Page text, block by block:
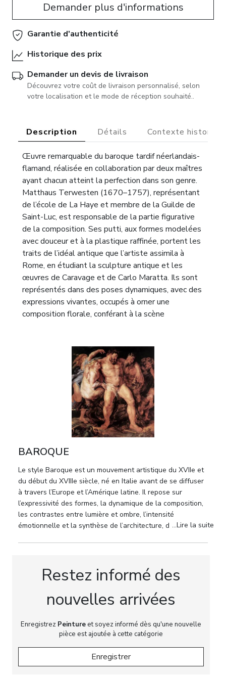
Demander plus d'informations
Garantie d'authenticité
Historique des prix
Demander un devis de livraison
Découvrez votre coût de livraison personnalisé, selon
votre localisation et le mode de réception souhaité..
Description Détails Contexte
Œuvre remarquable du baroque tardif néerlandais-
flamand, réalisée en collaboration par deux maîtres
ayant chacun atteint la perfection dans son genre.
Matthaus Terwesten (1670–1757), représentant
de l’école de La Haye et membre de la Guilde de
Saint-Luc, est responsable de la partie figurative
de la composition. Ses putti, aux formes modelées
avec douceur et à la plastique raffinée, portent les
traits de l’idéal antique que l’artiste assimila à
Rome, en étudiant la sculpture antique et les
œuvres de Caravage et de Carlo Maratta. Ils sont
représentés dans des poses dynamiques, avec des
expressions vivantes, occupés à orner une
composition florale, conférant à la scène
La partie florale est due à Gaspar Pieter
Verbruggen II (1664–1730) — l’un des plus grands
maîtres flamands de la nature morte florale,
héritier de la riche tradition anversoise. Ses
bouquets sont des compositions complexes de
fleurs de jardin et de fleurs sauvages, peintes avec
une précision botanique et un sens subtil de la
couleur. On y distingue des roses, pivoines, lys,
avec une précision de joaillier, l’harmonie des tons
froids et chauds créant l’effet d’une masse florale
vivante et vibrante.
La composition est organisée en diagonale, typique
des panneaux décoratifs de l’époque. L’accord des
tons chair chaleureux des figures et de la riche
figure (Matthaus Terwesten) et l’opulence baroque
Technique :Huile sur toile
Collection privée européenne ; vente
aux enchères Dorotheum, Vienne.
BAROQUE
Le style Baroque est un mouvement artistique du XVIIe et
du début du XVIIIe siècle, né en Italie avant de se diffuser
à travers l’Europe et l’Amérique latine. Il repose sur
l’expressivité des formes, la dynamique de la composition,
les contrastes entre lumière et ombre, l’intensité
émotionnelle et la synthèse de l’architecture, de la...Lire la suite
Restez informé des
nouvelles arrivées
Enregistrez Peintureet soyez informé dès qu'une nouvelle
pièce est ajoutée à cette catégorie
Enregistrer